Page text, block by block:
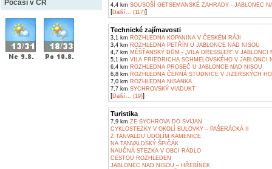
Počasí v ČR
4,4 km SOUSOŠÍ GETSEMANSKÉ ZAHRADY - JABLONEC
[Další... (117)]
Technické zajímavosti
3,1 km ROZHLEDNA KOPANINA V ČESKÉM RÁJI
3,4 km ROZHLEDNA PETŘÍN U JABLONCE NAD NISOU
4,7 km MĚŠŤANSKÝ DŮM - „VILA DRESSLER“ V JABLONCI
5,1 km VILA FRIEDRICHA SCHMELOVSKÉHO V JABLONCI
6,4 km ROZHLEDNA PROSEČ U JABLONCE NAD NISOU
6,8 km ROZHLEDNA ČERNÁ STUDNICE V JIZERSKÝCH
7,0 km ROZHLEDNA NISANKA
7,7 km SYCHROVSKÝ VIADUKT
[Další... (19)]
Turistika
7,9 km ZE SYCHROVA DO SVIJAN
CYKLOSTEZKY V OKOLÍ BULOVKY – PAŠERÁCKÁ II
Z TANVALDU ÚDOLÍM KAMENICE
NA TANVALDSKÝ ŠPIČÁK
NAUČNÁ STEZKA V OBCI RÁDLO
CESTOU ROZHLEDEN
JABLONEC NAD NISOU – HŘEBÍNEK